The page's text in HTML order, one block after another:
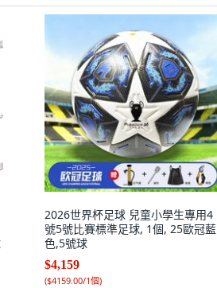
2026世界杯足球 兒童小學生專用4
號5號比賽標準足球, 1個, 25歐冠藍
色,5號球
$4,159
($4159.00/1個)